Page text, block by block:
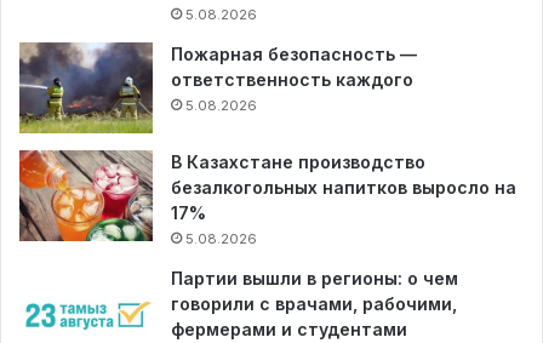
5.08.2026
Пожарная безопасность —
ответственность каждого
5.08.2026
В Казахстане производство
безалкогольных напитков выросло на
17%
5.08.2026
Партии вышли в регионы: о чем
говорили с врачами, рабочими,
фермерами и студентами